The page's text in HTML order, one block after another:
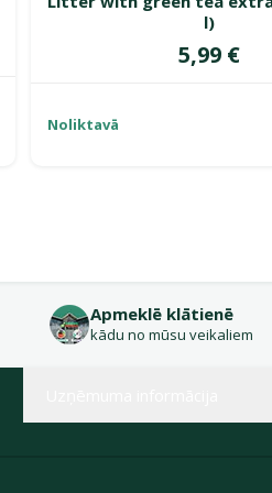
grozam
l)
Cena
5,99 €
Noliktavā
Apmeklē klātienē
kādu no mūsu veikaliem